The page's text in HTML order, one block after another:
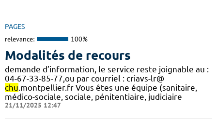
PAGES
relevance: 100%
Modalités de recours
demande d’information, le service reste joignable au :
04-67-33-85-77,ou par courriel : criavs-lr@
chu .montpellier.fr Vous êtes une équipe (sanitaire,
médico-sociale, sociale, pénitentiaire, judiciaire
21/11/2025 12:47